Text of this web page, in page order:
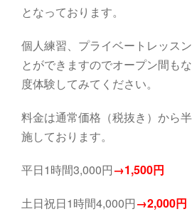
となっております。
個人練習、プライベートレッス
とができますのでオープン間も
度体験してみてください。
料金は通常価格（税抜き）から
施しております。
平日1時間3,000円→1,500円
土日祝日1時間4,000円→2,000円